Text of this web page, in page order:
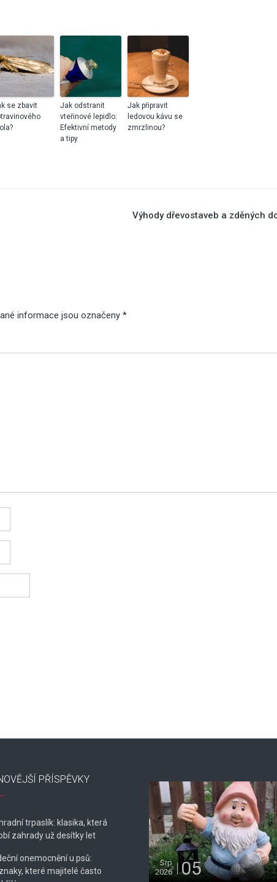
se zbavit
Jak odstranit
vteřinové lepidlo:
Efektivní metody
a tipy
Jak připravit
ledovou kávu se
zmrzlinou?
Výhody dřevostaveb a zděných
informace jsou označeny *
2026
Jak zabezpečit
odjezdem na
PŘÍSPĚVKY
trpaslík: klasika, která
zahrady už desítky let
onemocnění u psů:
které majitelé často
Srp
2026
05